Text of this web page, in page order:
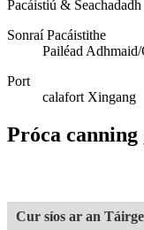
Pacáistiú & Seachadadh
Sonraí Pacáistithe
Pailéad Adhmaid/
Port
calafort Xingang
Próca
Cur síos ar an Táirge